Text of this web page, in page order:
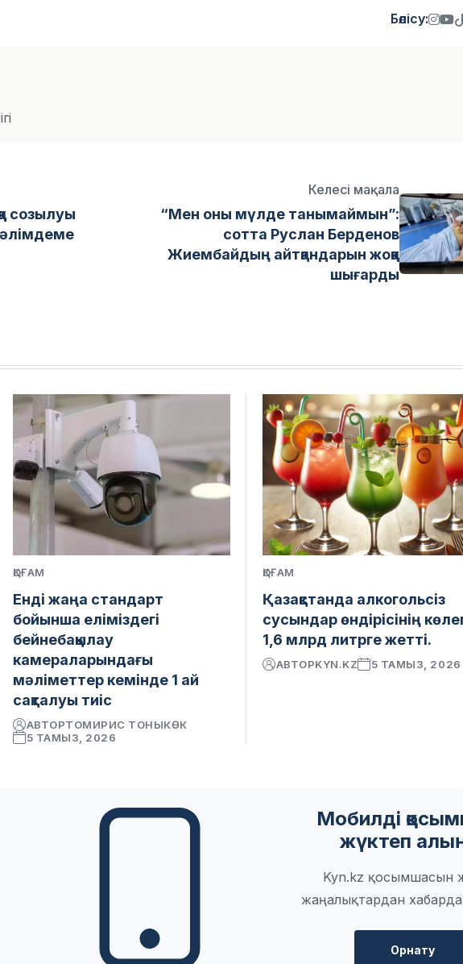
Бөлісу:
созылуы
Келесі мақала
“Мен оны мүлде танымаймын”:
сотта Руслан Берденов
Жиембайдың айтқандарын жоққа
шығарды
ҚОҒАМ
Енді жаңа стандарт
бойынша еліміздегі
бейнебақылау
камераларындағы
мәліметтер кемінде 1 ай
сақталуы тиіс
АВТОРТОМИРИС ТОНЫКӨК
5 ТАМЫЗ, 2026
ҚОҒАМ
Қазақстанда алкогольсіз
сусындар өндірісінің
1,6 млрд литрге жетті.
АВТОРKYN.KZ 5 ТАМЫЗ, 2026
Мобилді
жүктеп
Kyn.kz қосымшасын
жаңалықтардан
Орнату